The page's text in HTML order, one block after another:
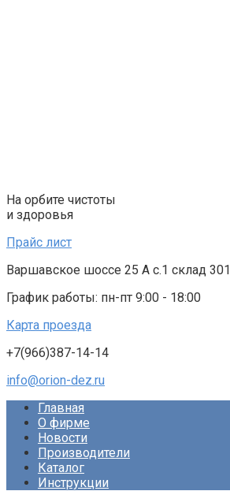
На орбите чистоты
и здоровья
Прайс лист
Варшавское шоссе 25 А с.1 склад 301
График работы: пн-пт 9:00 - 18:00
Карта проезда
+7(966)387-14-14
info@orion-dez.ru
Главная
О фирме
Новости
Производители
Каталог
Инструкции